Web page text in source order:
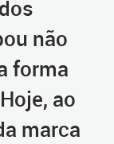
não
forma
ao
marca